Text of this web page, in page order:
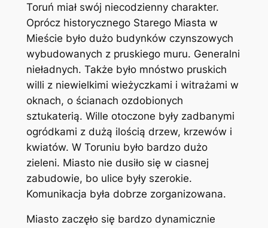
Toruń miał swój niecodzienny charakter.
Oprócz historycznego Starego Miasta w
Mieście było dużo budynków czynszowych
wybudowanych z pruskiego muru. Generalni
nieładnych. Także było mnóstwo pruskich
willi z niewielkimi wieżyczkami i witrażami w
oknach, o ścianach ozdobionych
sztukaterią. Wille otoczone były zadbanymi
ogródkami z dużą ilością drzew, krzewów i
kwiatów. W Toruniu było bardzo dużo
zieleni. Miasto nie dusiło się w ciasnej
zabudowie, bo ulice były szerokie.
Komunikacja była dobrze zorganizowana.
Miasto zaczęło się bardzo dynamicznie